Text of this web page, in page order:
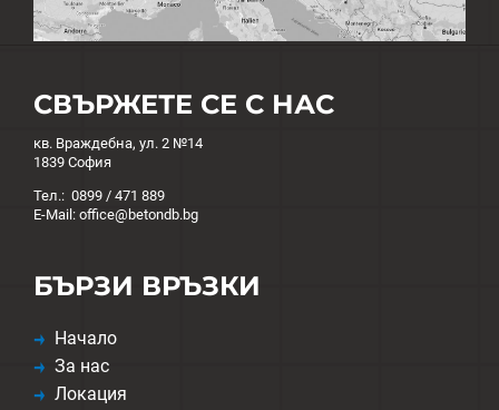
СВЪРЖЕТЕ СЕ С НАС
кв. Враждебна, ул. 2 №14
1839 София
Тел.: 0899 / 471 889
E-Mail: office@betondb.bg
БЪРЗИ ВРЪЗКИ
Начало
За нас
Локация